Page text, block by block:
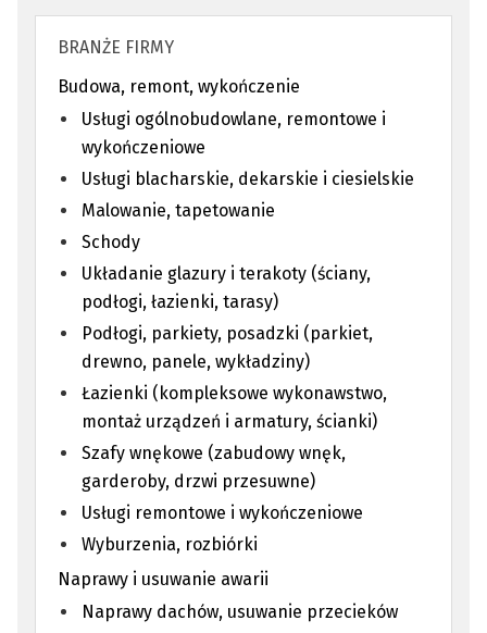
BRANŻE FIRMY
Budowa, remont, wykończenie
Usługi ogólnobudowlane, remontowe i
wykończeniowe
Usługi blacharskie, dekarskie i ciesielskie
Malowanie, tapetowanie
Schody
Układanie glazury i terakoty (ściany,
podłogi, łazienki, tarasy)
Podłogi, parkiety, posadzki (parkiet,
drewno, panele, wykładziny)
Łazienki (kompleksowe wykonawstwo,
montaż urządzeń i armatury, ścianki)
Szafy wnękowe (zabudowy wnęk,
garderoby, drzwi przesuwne)
Usługi remontowe i wykończeniowe
Wyburzenia, rozbiórki
Naprawy i usuwanie awarii
Naprawy dachów, usuwanie przecieków